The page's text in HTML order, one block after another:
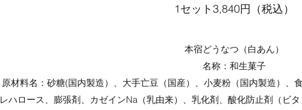
1セット3,840円（税込）
本宿どうなつ（白あん）
名称：和生菓子
原材料名：砂糖(国内製造）、大手亡豆（国産）、小麦粉（国内製造）、
レハロース、膨張剤、カゼインNa（乳由来）、乳化剤、酸化防止剤（ビ